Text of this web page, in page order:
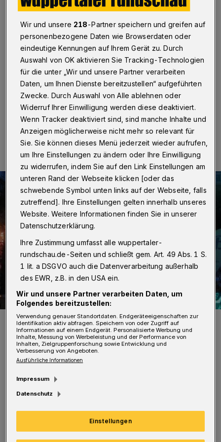
Wuppertal·Lateinamerikanische Klänge, Cocktails,
Palmen und einen Sandstrand gibt es an diesem
Wochenende mitten in der Barmer City. Das „Street
Beach Festival“ wird am Donnerstag (18. August
2022) um 18 Uhr auf der Bühne auf dem Johannes-
Rau-Platz vor dem Rathaus eröffnet. Es läuft bis
einschließlich Sonntag (21. August).
17.08.2022 , 20:37 Uhr Eine Minute Lesezeit
Der Johannes-Rau-Platz wird wieder zum Strand.
Foto: TH
N eben passenden Getränken wird echtes
„Street Food“ aus stylischen Trucks
frisch vor den Augen der Besucherinnen und
Besucher zubereitet und serviert.
Wir und unsere 218-Partner speichern und greifen auf
personenbezogene Daten wie Browserdaten oder
eindeutige Kennungen auf Ihrem Gerät zu. Durch
Auswahl von OK aktivieren Sie Tracking-Technologien
für die unter „Wir und unsere Partner verarbeiten
Daten, um Ihnen Dienste bereitzustellen“ aufgeführten
Zwecke. Durch Auswahl von Alle ablehnen oder
Widerruf Ihrer Einwilligung werden diese deaktiviert.
Wenn Tracker deaktiviert sind, sind manche Inhalte und
Anzeigen möglicherweise nicht mehr so relevant für
Sie. Sie können dieses Menü jederzeit wieder aufrufen,
um Ihre Einstellungen zu ändern oder Ihre Einwilligung
zu widerrufen, indem Sie auf den Link Einstellungen am
unteren Rand der Webseite klicken [oder das
schwebende Symbol unten links auf der Webseite, falls
zutreffend]. Ihre Einstellungen gelten innerhalb unseres
Website. Weitere Informationen finden Sie in unserer
Datenschutzerklärung.
Ihre Zustimmung umfasst alle wuppertaler-
rundschau.de-Seiten und schließt gem. Art. 49 Abs. 1 S.
1 lit. a DSGVO auch die Datenverarbeitung außerhalb
des EWR, z.B. in den USA ein.
Wir und unsere Partner verarbeiten Daten, um
Folgendes bereitzustellen:
Verwendung genauer Standortdaten. Endgeräteeigenschaften zur
Identifikation aktiv abfragen. Speichern von oder Zugriff auf
Informationen auf einem Endgerät. Personalisierte Werbung und
Inhalte, Messung von Werbeleistung und der Performance von
Inhalten, Zielgruppenforschung sowie Entwicklung und
Verbesserung von Angeboten.
Ausführliche Informationen
Impressum
Datenschutz
Einstellungen